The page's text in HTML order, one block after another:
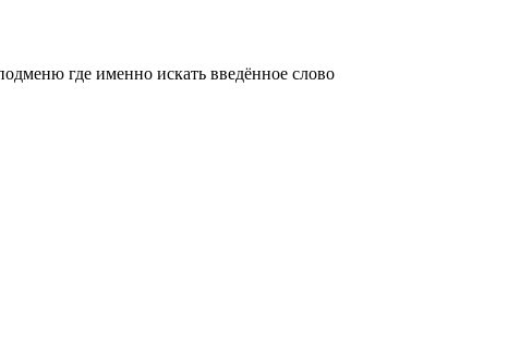
где именно искать введённое слово